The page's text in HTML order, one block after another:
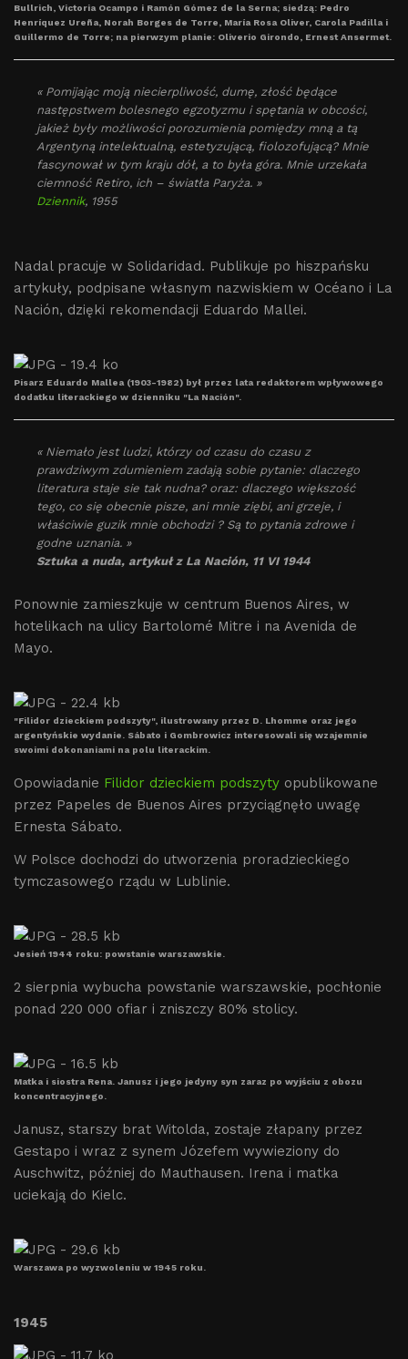
Bullrich, Victoria Ocampo i Ramón Gómez de la Serna; siedzą: Pedro
Henríquez Ureña, Norah Borges de Torre, María Rosa Oliver, Carola Padilla i
Guillermo de Torre; na pierwzym planie: Oliverio Girondo, Ernest Ansermet.
« Pomijając moją niecierpliwość, dumę, złość będące
następstwem bolesnego egzotyzmu i spętania w obcości,
jakież były możliwości porozumienia pomiędzy mną a tą
Argentyną intelektualną, estetyzującą, fiolozofującą? Mnie
fascynował w tym kraju dół, a to była góra. Mnie urzekała
ciemność Retiro, ich – światła Paryża. »
Dziennik, 1955
Nadal pracuje w Solidaridad. Publikuje po hiszpańsku
artykuły, podpisane własnym nazwiskiem w Océano i La
Nación, dzięki rekomendacji Eduardo Mallei.
Pisarz Eduardo Mallea (1903-1982) był przez lata redaktorem wpływowego
dodatku literackiego w dzienniku "La Nación".
« Niemało jest ludzi, którzy od czasu do czasu z
prawdziwym zdumieniem zadają sobie pytanie: dlaczego
literatura staje sie tak nudna? oraz: dlaczego większość
tego, co się obecnie pisze, ani mnie ziębi, ani grzeje, i
właściwie guzik mnie obchodzi ? Są to pytania zdrowe i
godne uznania. »
Sztuka a nuda, artykuł z La Nación, 11 VI 1944
Ponownie zamieszkuje w centrum Buenos Aires, w
hotelikach na ulicy Bartolomé Mitre i na Avenida de
Mayo.
"Filidor dzieckiem podszyty", ilustrowany przez D. Lhomme oraz jego
argentyńskie wydanie. Sábato i Gombrowicz interesowali się wzajemnie
swoimi dokonaniami na polu literackim.
Opowiadanie Filidor dzieckiem podszyty opublikowane
przez Papeles de Buenos Aires przyciągnęło uwagę
Ernesta Sábato.
W Polsce dochodzi do utworzenia proradzieckiego
tymczasowego rządu w Lublinie.
Jesień 1944 roku: powstanie warszawskie.
2 sierpnia wybucha powstanie warszawskie, pochłonie
ponad 220 000 ofiar i zniszczy 80% stolicy.
Matka i siostra Rena. Janusz i jego jedyny syn zaraz po wyjściu z obozu
koncentracyjnego.
Janusz, starszy brat Witolda, zostaje złapany przez
Gestapo i wraz z synem Józefem wywieziony do
Auschwitz, później do Mauthausen. Irena i matka
uciekają do Kielc.
Warszawa po wyzwoleniu w 1945 roku.
1945